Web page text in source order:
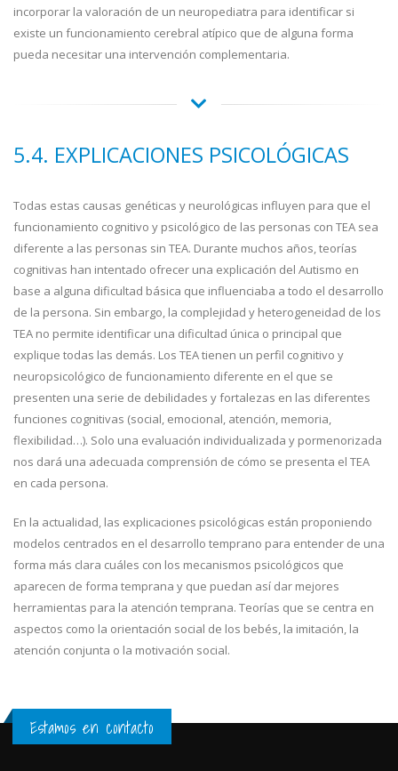
incorporar la valoración de un neuropediatra para identificar si
existe un funcionamiento cerebral atípico que de alguna forma
pueda necesitar una intervención complementaria.
5.4. EXPLICACIONES PSICOLÓGICAS
Todas estas causas genéticas y neurológicas influyen para que el
funcionamiento cognitivo y psicológico de las personas con TEA sea
diferente a las personas sin TEA. Durante muchos años, teorías
cognitivas han intentado ofrecer una explicación del Autismo en
base a alguna dificultad básica que influenciaba a todo el desarrollo
de la persona. Sin embargo, la complejidad y heterogeneidad de los
TEA no permite identificar una dificultad única o principal que
explique todas las demás. Los TEA tienen un perfil cognitivo y
neuropsicológico de funcionamiento diferente en el que se
presenten una serie de debilidades y fortalezas en las diferentes
funciones cognitivas (social, emocional, atención, memoria,
flexibilidad…). Solo una evaluación individualizada y pormenorizada
nos dará una adecuada comprensión de cómo se presenta el TEA
en cada persona.
En la actualidad, las explicaciones psicológicas están proponiendo
modelos centrados en el desarrollo temprano para entender de una
forma más clara cuáles con los mecanismos psicológicos que
aparecen de forma temprana y que puedan así dar mejores
herramientas para la atención temprana. Teorías que se centra en
aspectos como la orientación social de los bebés, la imitación, la
atención conjunta o la motivación social.
Estamos en contacto